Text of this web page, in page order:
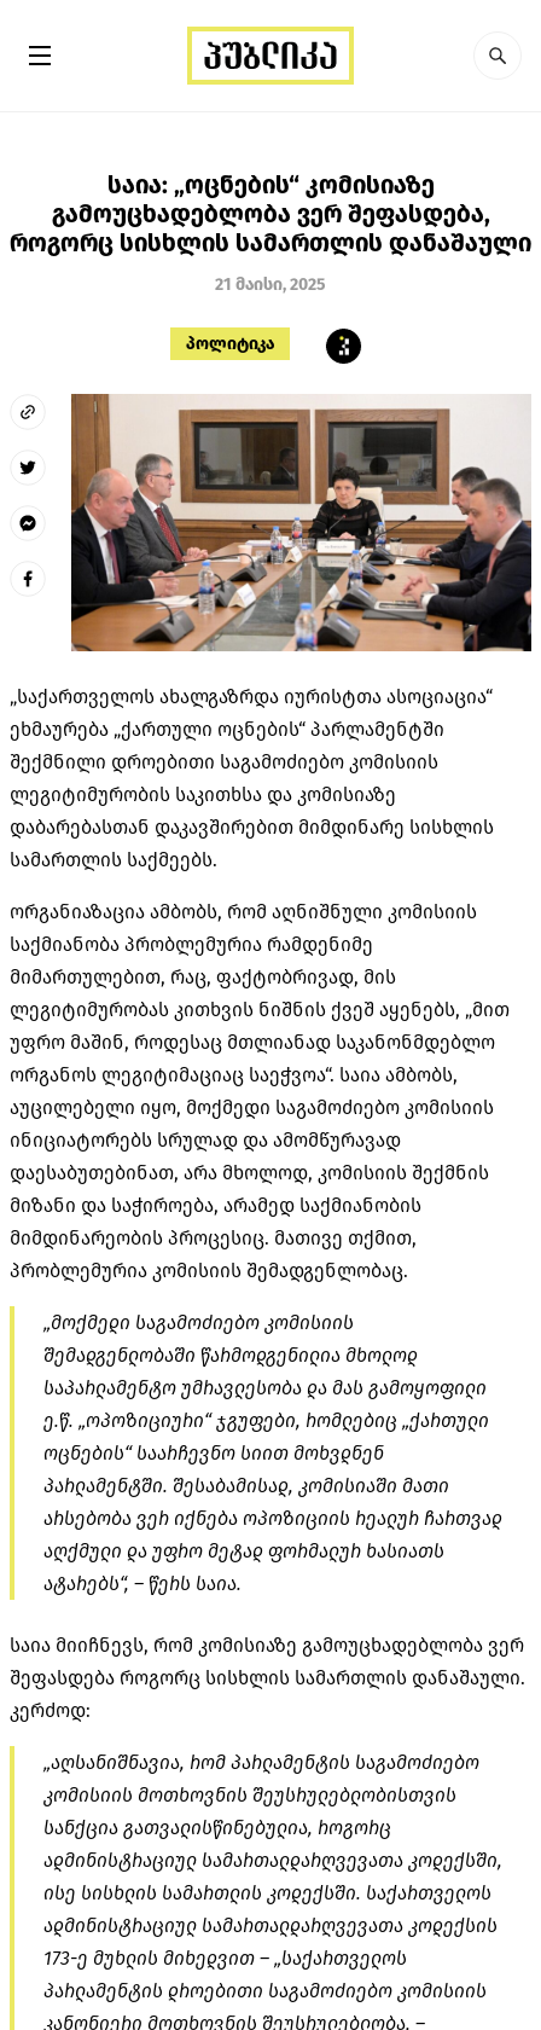
საია: „ოცნების“ კომისიაზე
გამოუცხადებლობა ვერ შეფასდება,
როგორც სისხლის სამართლის დანაშაული
21 მაისი, 2025
პოლიტიკა
„საქართველოს ახალგაზრდა იურისტთა ასოციაცია“
ეხმაურება „ქართული ოცნების“ პარლამენტში
შექმნილი დროებითი საგამოძიებო კომისიის
ლეგიტიმურობის საკითხსა და კომისიაზე
დაბარებასთან დაკავშირებით მიმდინარე სისხლის
სამართლის საქმეებს.
ორგანიაზაცია ამბობს, რომ აღნიშნული კომისიის
საქმიანობა პრობლემურია რამდენიმე
მიმართულებით, რაც, ფაქტობრივად, მის
ლეგიტიმურობას კითხვის ნიშნის ქვეშ აყენებს, „მით
უფრო მაშინ, როდესაც მთლიანად საკანონმდებლო
ორგანოს ლეგიტიმაციაც საეჭვოა“. საია ამბობს,
აუცილებელი იყო, მოქმედი საგამოძიებო კომისიის
ინიციატორებს სრულად და ამომწურავად
დაესაბუთებინათ, არა მხოლოდ, კომისიის შექმნის
მიზანი და საჭიროება, არამედ საქმიანობის
მიმდინარეობის პროცესიც. მათივე თქმით,
პრობლემურია კომისიის შემადგენლობაც.
„მოქმედი საგამოძიებო კომისიის
შემადგენლობაში წარმოდგენილია მხოლოდ
საპარლამენტო უმრავლესობა და მას გამოყოფილი
ე.წ. „ოპოზიციური“ ჯგუფები, რომლებიც „ქართული
ოცნების“ საარჩევნო სიით მოხვდნენ
პარლამენტში. შესაბამისად, კომისიაში მათი
არსებობა ვერ იქნება ოპოზიციის რეალურ ჩართვად
აღქმული და უფრო მეტად ფორმალურ ხასიათს
ატარებს“, – წერს საია.
საია მიიჩნევს, რომ კომისიაზე გამოუცხადებლობა ვერ
შეფასდება როგორც სისხლის სამართლის დანაშაული.
კერძოდ:
„აღსანიშნავია, რომ პარლამენტის საგამოძიებო
კომისიის მოთხოვნის შეუსრულებლობისთვის
სანქცია გათვალისწინებულია, როგორც
ადმინისტრაციულ სამართალდარღვევათა კოდექსში,
ისე სისხლის სამართლის კოდექსში. საქართველოს
ადმინისტრაციულ სამართალდარღვევათა კოდექსის
173-ე მუხლის მიხედვით – „საქართველოს
პარლამენტის დროებითი საგამოძიებო კომისიის
კანონიერი მოთხოვნის შეუსრულებლობა, –